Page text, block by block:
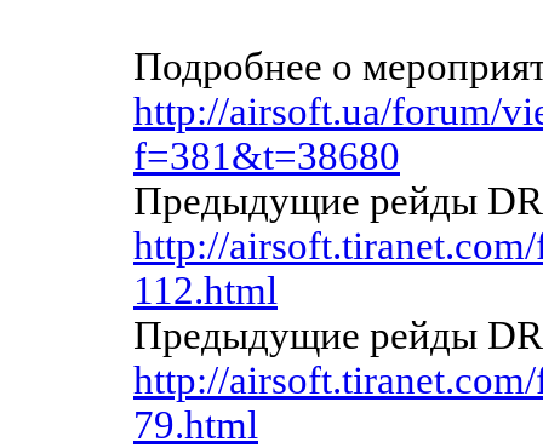
Подробнее о
http://airsoft.ua/forum/
f=381&t=38680
Предыдущие рейды
http://
112.html
Предыдущие рейды
http://
79.html